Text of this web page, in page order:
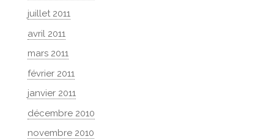
juillet 2011
avril 2011
mars 2011
février 2011
janvier 2011
décembre 2010
novembre 2010